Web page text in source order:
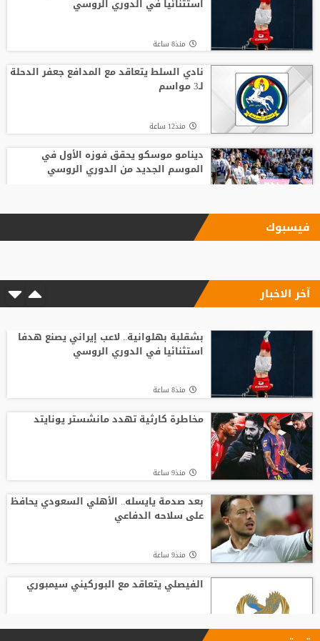
استثنائيا في الدوري الروسي
منذ8 ساعة
نادي السلط يتعاقد مع المدافع جعفر الدحلة
لـ3 مواسم
منذ12 ساعة
دينامو موسكو يحقق فوزه الأول في
الموسم الجديد من الدوري الروسي
روميلو لوكاكو يستعد لمنافسة محمد صلاح
مبكرًا برسالة نارية
ألكسندروفا تطيح بسابالينكا من بطولة
تورنتو
الأميرة آية بنت فيصل تتسلم جائزة التقدير
من الاتحاد الآسيوي للكرة الطائرة
فيسبوك
آخر الاخبار
بشقلبة بهلوانية.. لاعب إيراني يصنع هدفا
استثنائيا في الدوري الروسي
منذ8 ساعة
مخاطرة كارثية تهدد مانشستر يونايتد
منذ9 ساعة
بعد صدمة يايسله.. الأهلي السعودي يحافظ
على سلاحه الدفاعي
منذ9 ساعة
الفيصلي يتعاقد مع البوركيني سيمبوري